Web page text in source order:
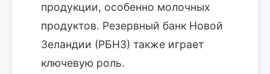
продукции, особенно молочных
продуктов. Резервный банк Новой
Зеландии (РБНЗ) также играет
ключевую роль.